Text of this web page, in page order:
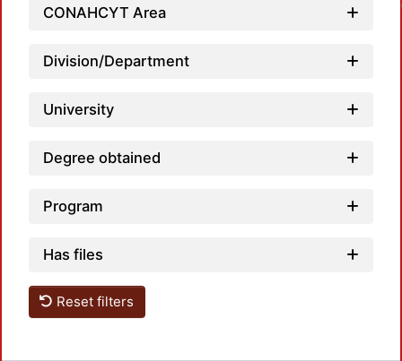
CONAHCYT Area
Division/Department
University
Degree obtained
Program
Has files
Reset filters